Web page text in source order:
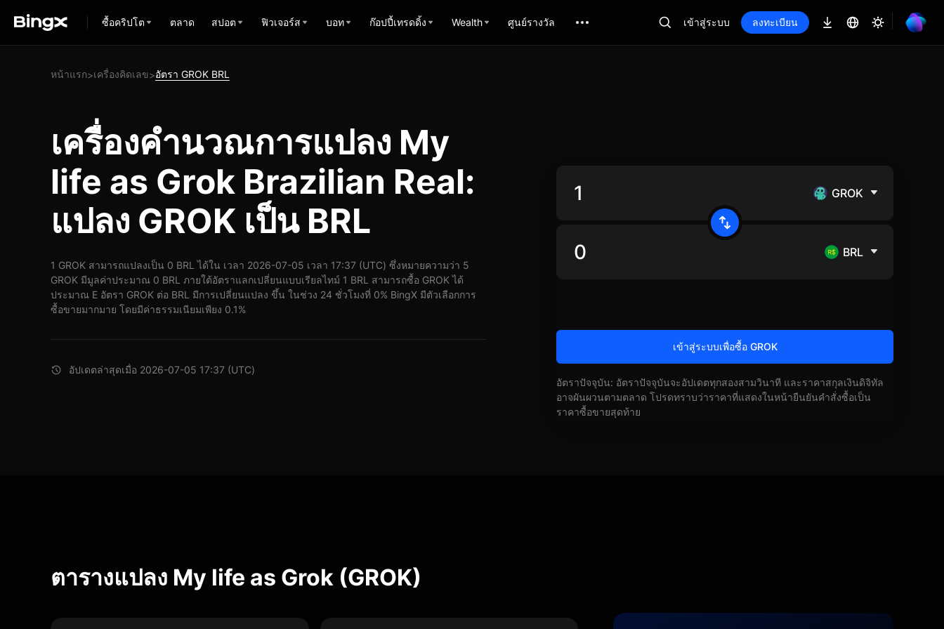
ซื้อคริปโต ตลาด สปอต ฟิวเจอร์ส บอท ก๊อปปี้เทรดดิ้ง Wealth ศูนย์รางวัล เข้าสู่ระบบ ลงทะเบียน
หน้าแรก>เครื่องคิดเลข>อัตรา GROK BRL
เครื่องคำนวณการแปลง My
life as Grok Brazilian Real:
แปลง GROK เป็น BRL
1 GROK สามารถแปลงเป็น 0 BRL ได้ใน เวลา 2026-07-05 เวลา 17:37 (UTC) ซึ่งหมายความว่า 5
GROK มีมูลค่าประมาณ 0 BRL ภายใต้อัตราแลกเปลี่ยนแบบเรียลไทม์ 1 BRL สามารถซื้อ GROK ได้
ประมาณ E อัตรา GROK ต่อ BRL มีการเปลี่ยนแปลง ขึ้น ในช่วง 24 ชั่วโมงที่ 0% BingX มีตัวเลือกการ
ซื้อขายมากมาย โดยมีค่าธรรมเนียมเพียง 0.1%
อัปเดตล่าสุดเมื่อ 2026-07-05 17:37 (UTC)
GROK
BRL
เข้าสู่ระบบเพื่อซื้อ GROK
อัตราปัจจุบัน: อัตราปัจจุบันจะอัปเดตทุกสองสามวินาที และราคาสกุลเงินดิจิทัล
อาจผันผวนตามตลาด โปรดทราบว่าราคาที่แสดงในหน้ายืนยันคำสั่งซื้อเป็น
ราคาซื้อขายสุดท้าย
ตารางแปลง My life as Grok (GROK)